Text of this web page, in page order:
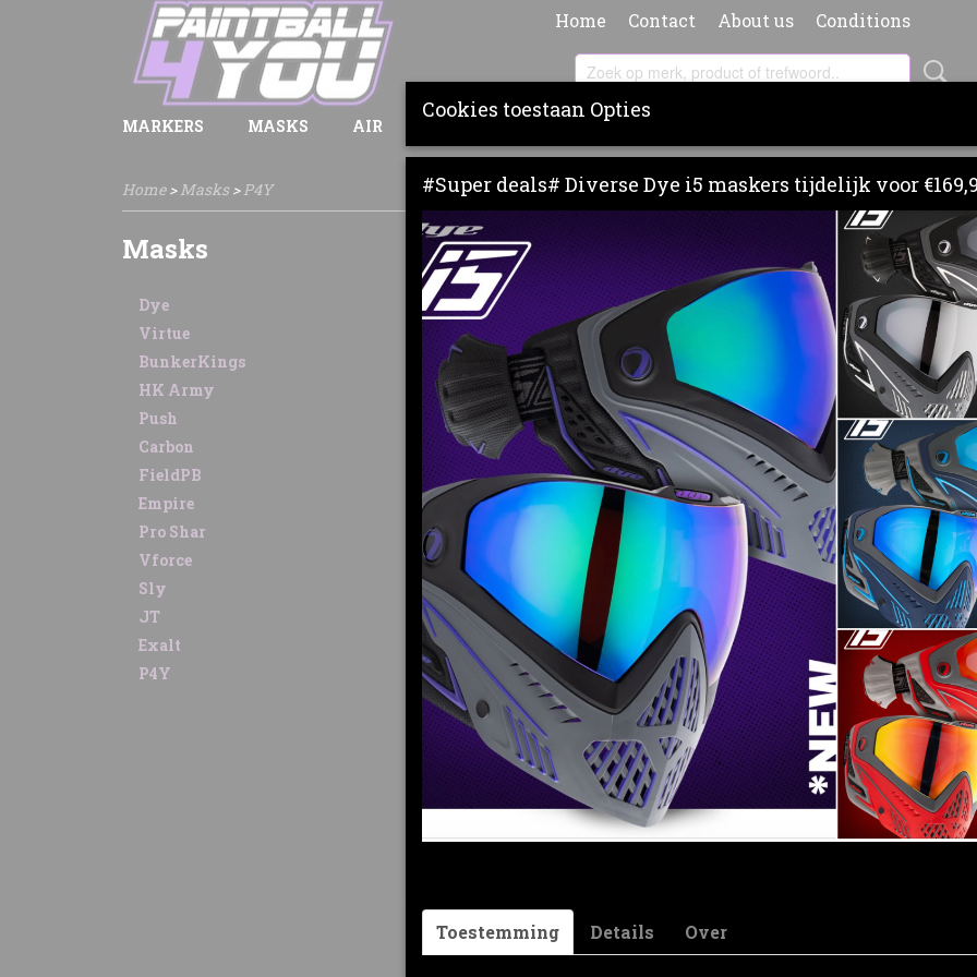
Home Contact About us Conditions
MARKERS MASKS AIR BARRELS
Home>Masks>P4Y
Masks
Dye
Virtue
BunkerKings
HK Army
Push
Carbon
FieldPB
Empire
Pro Shar
Vforce
Sly
JT
Exalt
P4Y
Sorteer op:
SALE
P4Y mask-bag
P4Y mask-bag
€ 6,95 € 4,95
Cookies toestaan Opties
#Super deals# Diverse Dye i5 maskers tijdelijk voor
Toestemming Details Over